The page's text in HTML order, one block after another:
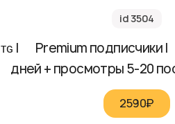
id 3504
ᴛɢ | ⭐️Premium подписчики |
дней + просмотры 5-20
2590₽‎